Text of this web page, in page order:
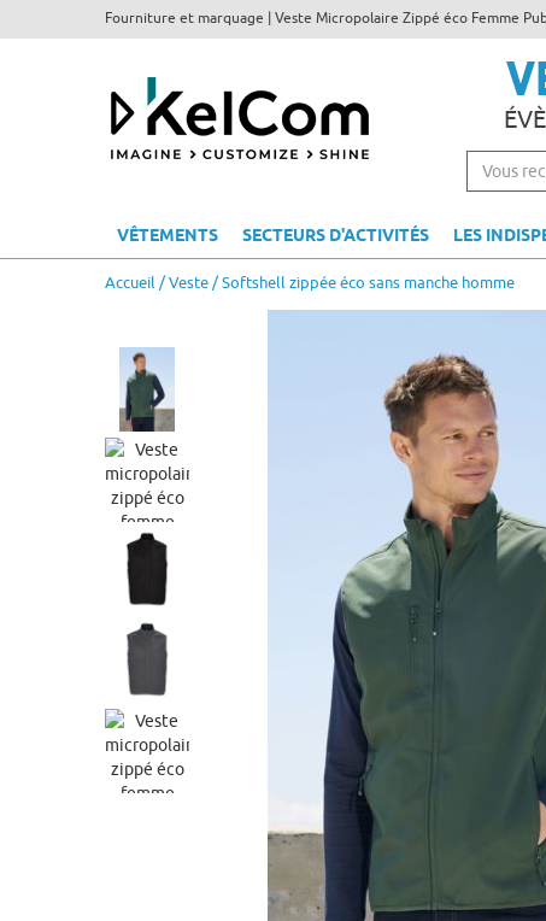
Fourniture et marquage | Veste Micropolaire Zippé éco Femme
VÊTEMENTS SECTEURS D'ACTIVITÉS LES
Accueil/Veste/ Softshell zippée éco sans manche homme